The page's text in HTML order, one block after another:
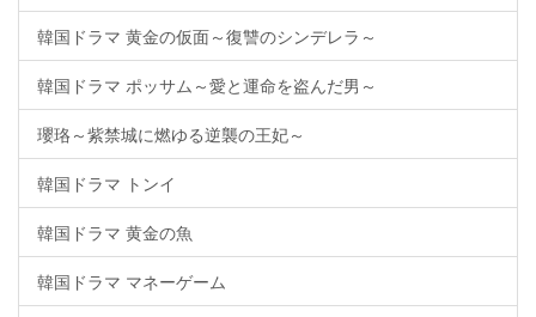
韓国ドラマ 黄金の仮面～復讐のシンデレラ～
韓国ドラマ ポッサム～愛と運命を盗んだ男～
瓔珞～紫禁城に燃ゆる逆襲の王妃～
韓国ドラマ トンイ
韓国ドラマ 黄金の魚
韓国ドラマ マネーゲーム